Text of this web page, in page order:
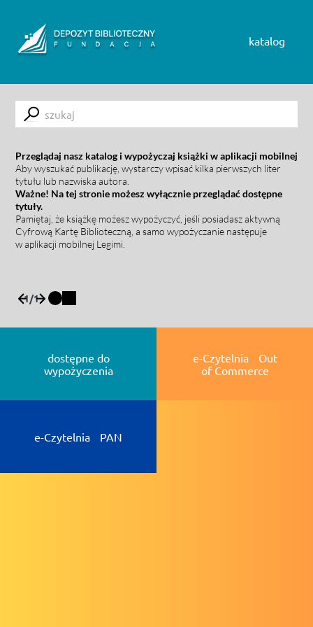
katalog
Submit
Przeglądaj nasz katalog i wypożyczaj książki w aplikacji mobilnej
Aby wyszukać publikację, wystarczy wpisać kilka pierwszych liter
tytułu lub nazwiska autora.
Ważne! Na tej stronie możesz wyłącznie przeglądać dostępne
tytuły.
Pamiętaj, że książkę możesz wypożyczyć, jeśli posiadasz aktywną
Cyfrową Kartę Biblioteczną, a samo wypożyczanie następuje
w aplikacji mobilnej Legimi.
1/1
dostępne do
wypożyczenia
e-Czytelnia Out
of Commerce
e-Czytelnia PAN